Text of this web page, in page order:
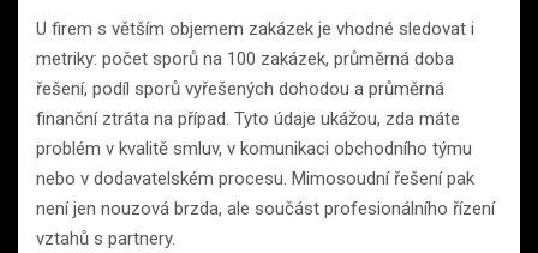
U firem s větším objemem zakázek je vhodné sledovat i
metriky: počet sporů na 100 zakázek, průměrná doba
řešení, podíl sporů vyřešených dohodou a průměrná
finanční ztráta na případ. Tyto údaje ukážou, zda máte
problém v kvalitě smluv, v komunikaci obchodního týmu
nebo v dodavatelském procesu. Mimosoudní řešení pak
není jen nouzová brzda, ale součást profesionálního řízení
vztahů s partnery.